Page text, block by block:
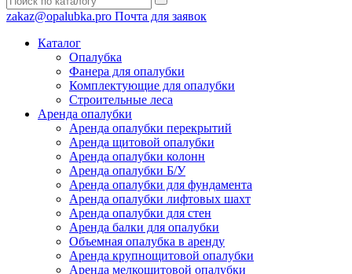
zakaz@opalubka.pro Почта для заявок
Каталог
Опалубка
Фанера для опалубки
Комплектующие для опалубки
Строительные леса
Аренда опалубки
Аренда опалубки перекрытий
Аренда щитовой опалубки
Аренда опалубки колонн
Аренда опалубки Б/У
Аренда опалубки для фундамента
Аренда опалубки лифтовых шахт
Аренда опалубки для стен
Аренда балки для опалубки
Объемная опалубка в аренду
Аренда крупнощитовой опалубки
Аренда мелкощитовой опалубки